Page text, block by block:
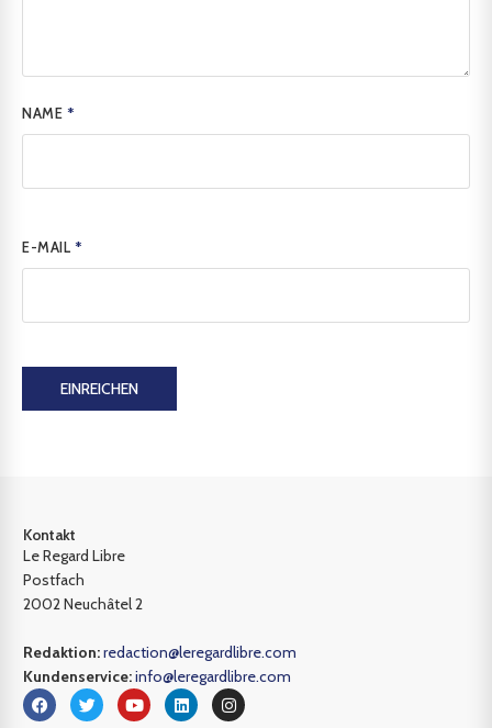
NAME *
E-MAIL *
EINREICHEN
Kontakt
Le Regard Libre
Postfach
2002 Neuchâtel 2
Redaktion:redaction@leregardlibre.com
Kundenservice:info@leregardlibre.com